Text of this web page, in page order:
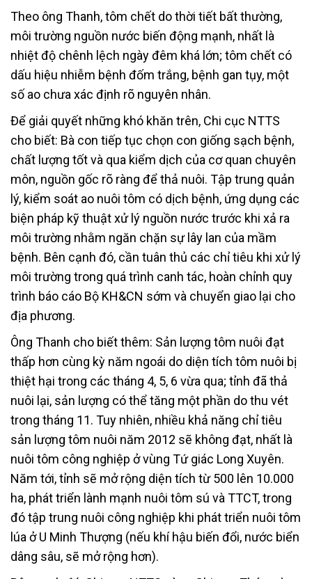
Theo ông Thanh, tôm chết do thời tiết bất thường,
môi trường nguồn nước biến động mạnh, nhất là
nhiệt độ chênh lệch ngày đêm khá lớn; tôm chết có
dấu hiệu nhiễm bệnh đốm trắng, bệnh gan tụy, một
số ao chưa xác định rõ nguyên nhân.
Để giải quyết những khó khăn trên, Chi cục NTTS
cho biết: Bà con tiếp tục chọn con giống sạch bệnh,
chất lượng tốt và qua kiểm dịch của cơ quan chuyên
môn, nguồn gốc rõ ràng để thả nuôi. Tập trung quản
lý, kiểm soát ao nuôi tôm có dịch bệnh, ứng dụng các
biện pháp kỹ thuật xử lý nguồn nước trước khi xả ra
môi trường nhằm ngăn chặn sự lây lan của mầm
bệnh. Bên cạnh đó, cần tuân thủ các chỉ tiêu khi xử lý
môi trường trong quá trình canh tác, hoàn chỉnh quy
trình báo cáo Bộ KH&CN sớm và chuyển giao lại cho
địa phương.
Ông Thanh cho biết thêm: Sản lượng tôm nuôi đạt
thấp hơn cùng kỳ năm ngoái do diện tích tôm nuôi bị
thiệt hại trong các tháng 4, 5, 6 vừa qua; tỉnh đã thả
nuôi lại, sản lượng có thể tăng một phần do thu vét
trong tháng 11. Tuy nhiên, nhiều khả năng chỉ tiêu
sản lượng tôm nuôi năm 2012 sẽ không đạt, nhất là
nuôi tôm công nghiệp ở vùng Tứ giác Long Xuyên.
Năm tới, tỉnh sẽ mở rộng diện tích từ 500 lên 10.000
ha, phát triển lành mạnh nuôi tôm sú và TTCT, trong
đó tập trung nuôi công nghiệp khi phát triển nuôi tôm
lúa ở U Minh Thượng (nếu khí hậu biến đổi, nước biển
dâng sâu, sẽ mở rộng hơn).